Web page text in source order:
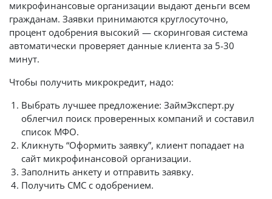
микрофинансовые организации выдают деньги всем
гражданам. Заявки принимаются круглосуточно,
процент одобрения высокий — скоринговая система
автоматически проверяет данные клиента за 5-30
минут.
Чтобы получить микрокредит, надо:
Выбрать лучшее предложение: ЗаймЭксперт.ру
облегчил поиск проверенных компаний и составил
список МФО.
Кликнуть “Оформить заявку”, клиент попадает на
сайт микрофинансовой организации.
Заполнить анкету и отправить заявку.
Получить СМС с одобрением.